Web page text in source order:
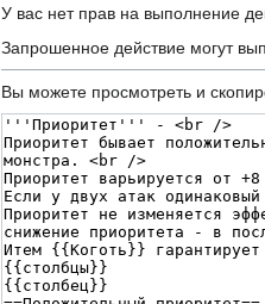
Перейти
к
Перейти
к
У вас нет прав на выполнение
Запрошенное действие могут
Вы можете просмотреть и